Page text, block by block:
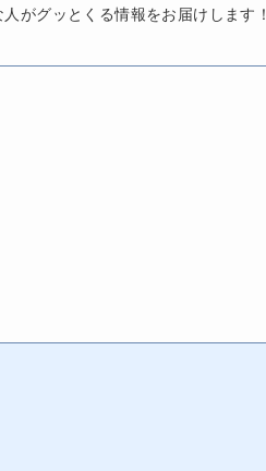
がグッとくる情報をお届けします！